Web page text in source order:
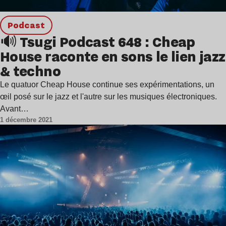
podcast
🔊 Tsugi Podcast 648 : Cheap
House raconte en sons le lien jazz
& techno
Le quatuor Cheap House continue ses expérimentations, un
œil posé sur le jazz et l'autre sur les musiques électroniques.
Avant…
1 décembre 2021